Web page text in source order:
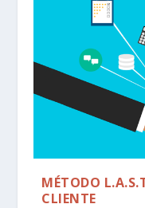
MÉTODO
CLIENTE